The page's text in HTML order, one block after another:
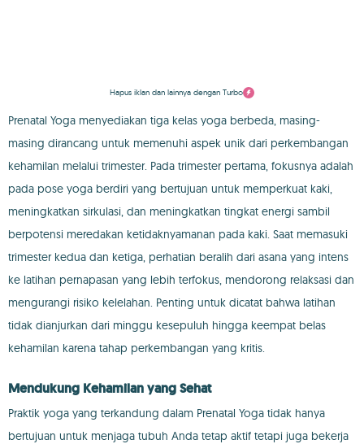
Hapus iklan dan lainnya dengan Turbo
Prenatal Yoga menyediakan tiga kelas yoga berbeda, masing-
masing dirancang untuk memenuhi aspek unik dari perkembangan
kehamilan melalui trimester. Pada trimester pertama, fokusnya adalah
pada pose yoga berdiri yang bertujuan untuk memperkuat kaki,
meningkatkan sirkulasi, dan meningkatkan tingkat energi sambil
berpotensi meredakan ketidaknyamanan pada kaki. Saat memasuki
trimester kedua dan ketiga, perhatian beralih dari asana yang intens
ke latihan pernapasan yang lebih terfokus, mendorong relaksasi dan
mengurangi risiko kelelahan. Penting untuk dicatat bahwa latihan
tidak dianjurkan dari minggu kesepuluh hingga keempat belas
kehamilan karena tahap perkembangan yang kritis.
Mendukung Kehamilan yang Sehat
Praktik yoga yang terkandung dalam Prenatal Yoga tidak hanya
bertujuan untuk menjaga tubuh Anda tetap aktif tetapi juga bekerja